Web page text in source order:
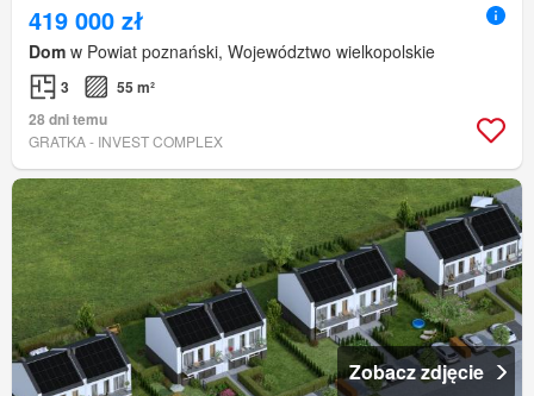
419 000 zł
Dom w Powiat poznański, Województwo wielkopolskie
3
55 m²
28 dni temu
GRATKA - INVEST COMPLEX
Zobacz zdjęcie